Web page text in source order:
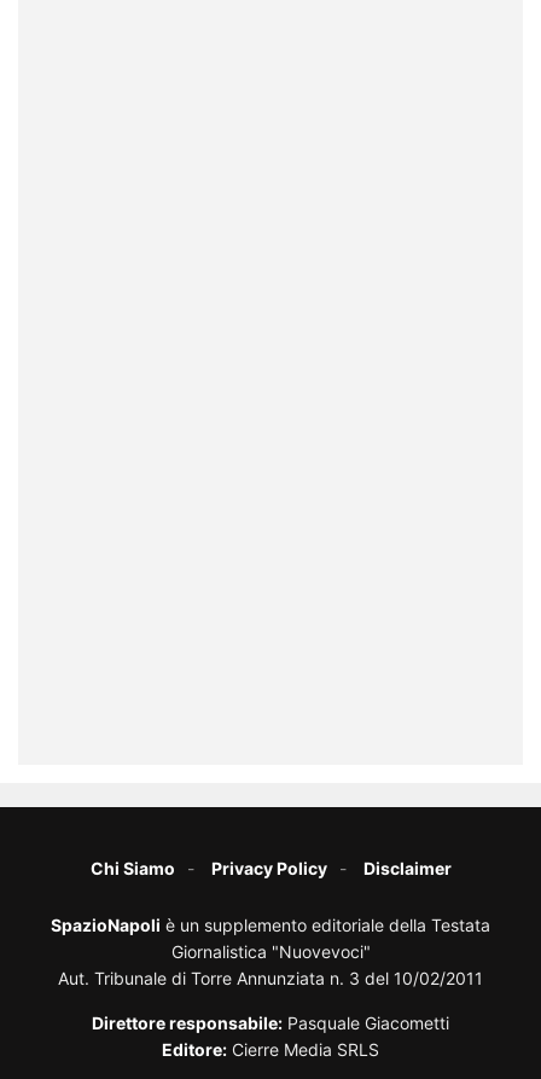
Chi Siamo Privacy Policy Disclaimer
SpazioNapoli è un supplemento editoriale della Testata
Giornalistica "Nuovevoci"
Aut. Tribunale di Torre Annunziata n. 3 del 10/02/2011
Direttore responsabile: Pasquale Giacometti
Editore: Cierre Media SRLS